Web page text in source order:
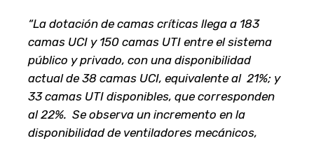
“La dotación de camas críticas llega a 183
camas UCI y 150 camas UTI entre el sistema
público y privado, con una disponibilidad
actual de 38 camas UCI, equivalente al 21%; y
33 camas UTI disponibles, que corresponden
al 22%. Se observa un incremento en la
disponibilidad de ventiladores mecánicos,